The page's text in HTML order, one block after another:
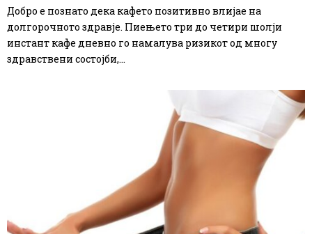
Добро е познато дека кафето позитивно влијае на
долгорочното здравје. Пиењето три до четири шолји
инстант кафе дневно го намалува ризикот од многу
здравствени состојби,...